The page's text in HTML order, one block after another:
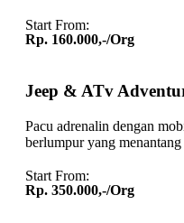
Start From:
Rp. 160.000,-/Org
Jeep & ATv
Pacu adrenalin dengan
berlumpur yang
Start From:
Rp. 350.000,-/Org